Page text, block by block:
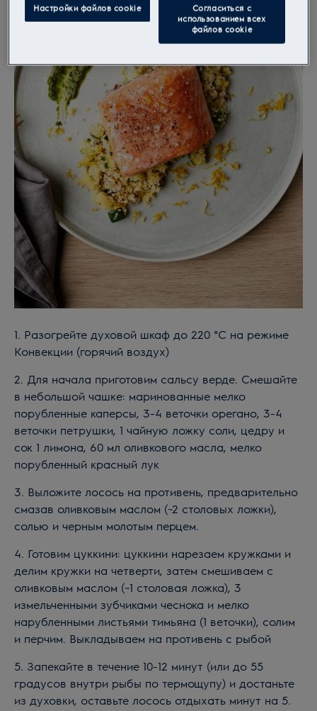
1. Разогрейте духовой шкаф до 220 °C на режиме
Конвекции (горячий воздух)
2. Для начала приготовим сальсу верде. Смешайте
в небольшой чашке: маринованные мелко
порубленные каперсы, 3-4 веточки орегано, 3-4
веточки петрушки, 1 чайную ложку соли, цедру и
сок 1 лимона, 60 мл оливкового масла, мелко
порубленный красный лук
3. Выложите лосось на противень, предварительно
смазав оливковым маслом (~2 столовых ложки),
солью и черным молотым перцем.
4. Готовим цуккини: цуккини нарезаем кружками и
делим кружки на четверти, затем смешиваем с
оливковым маслом (~1 столовая ложка), 3
измельченными зубчиками чеснока и мелко
нарубленными листьями тимьяна (1 веточки), солим
и перчим. Выкладываем на противень с рыбой
5. Запекайте в течение 10-12 минут (или до 55
градусов внутри рыбы по термощупу) и достаньте
из духовки, оставьте лосось отдыхать минут на 5.
Настройки файлов cookie
Согласиться с
использованием всех
файлов cookie